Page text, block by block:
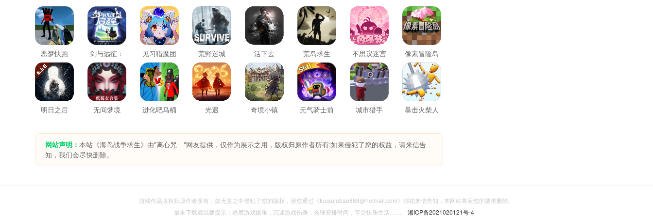
恶梦快跑
剑与远征：
启程
见习猎魔团 荒野迷城 活下去 荒岛求生 不思议迷宫 像素冒险岛
明日之后 无间梦境
进化吧马桶
光遇 奇境小镇
元气骑士前
城市猎手 暴击火柴人
网站声明： 本站《海岛战争求生》由"离心咒ゞ"网友提供，仅作为展示之用，版权归原作者所有;如果侵犯了您的权益，请来信告
知，我们会尽快删除。
游戏作品版权归原作者享有，如无意之中侵犯了您的版权，请您通过《tousujubao888@hotmail.com》邮箱来信告知，本网站将应您的要求删除。
最全下载戏温馨提示：适度游戏娱乐，沉迷游戏伤身，合理安排时间，享受快乐生活……
湘ICP备2021020121号-4